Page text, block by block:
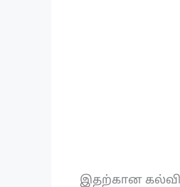
இதற்கான கல்வி